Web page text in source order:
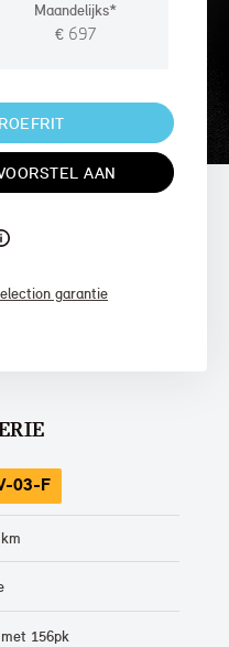
Maandelijks*
€ 697
AAN
garantie
03-F
156pk